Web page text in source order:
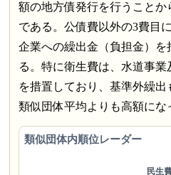
額の地方債発行を行うこと
である。公債費以外の3費目
企業への繰出金（負担金）を
る。特に衛生費は、水道事
を措置しており、基準外繰
類似団体平均よりも高額にな
類似団体内順位レーダー